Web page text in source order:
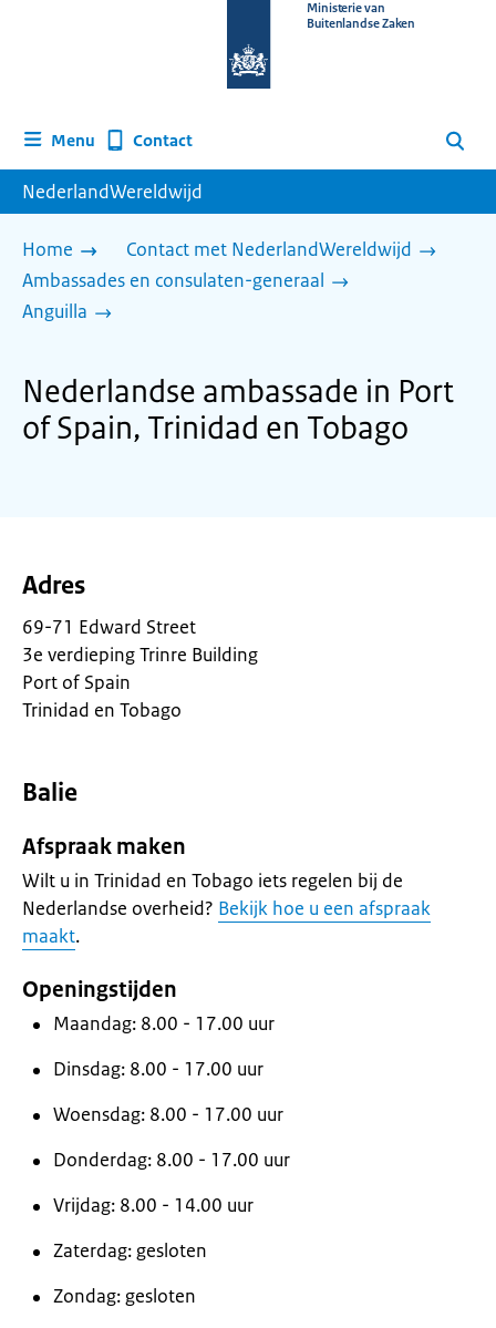
homepage
Ministerie van
Buitenlandse Zaken
Menu Contact Zoeken
NederlandWereldwijd
Home
Contact met NederlandWereldwijd
Ambassades en consulaten-generaal
Anguilla
Nederlandse ambassade in Port
of Spain, Trinidad en Tobago
Adres
69-71 Edward Street
3e verdieping Trinre Building
Port of Spain
Trinidad en Tobago
Balie
Afspraak maken
Wilt u in Trinidad en Tobago iets regelen bij de
Nederlandse overheid? Bekijk hoe u een afspraak
maakt.
Openingstijden
Maandag: 8.00 - 17.00 uur
Dinsdag: 8.00 - 17.00 uur
Woensdag: 8.00 - 17.00 uur
Donderdag: 8.00 - 17.00 uur
Vrijdag: 8.00 - 14.00 uur
Zaterdag: gesloten
Zondag: gesloten